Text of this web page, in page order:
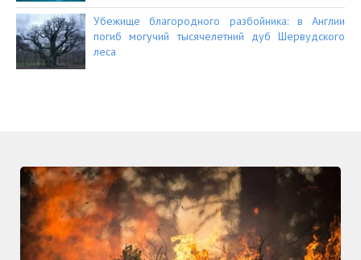
Убежище благородного разбойника: в Англии
погиб могучий тысячелетний дуб Шервудского
леса